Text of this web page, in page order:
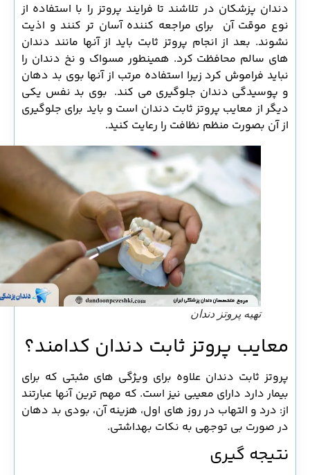
دندان پزشکان در تلاشند تا فرایند پروتز را با استفاده از
نوع موقت آن برای مراجعه کننده آسان تر کنند و اذیت
نشوند. بعد از انجام پروتز ثابت باید از آنها مانند دندان
های سالم محافظت کرد. همینطور مسواک و نخ دندان را
نباید فراموش کرد زیرا استفاده مرتب از آنها بوی بد دهان
و پوسیدگی دندان جلوگیری می کند. بوی بد نفس یکی
دیگر از معایب پروتز ثابت دندان است و باید برای جلوگیری
از آن بصورت منظم نظافت را رعایت کنید.
تهیه پروتز دندان
معایب پروتز ثابت دندان کدامند؟
پروتز ثابت دندان علاوه برای ویژگی های مثبتی که برای
بیمار دارد دارای معیبی نیز است. که مهم ترین آنها عبارتند
از: درد و التهاب در روز های اول، هزینه آن، بودی بد دهان
در صورت بی توجهی به نکات بهداشتی.
نتیجه گیری